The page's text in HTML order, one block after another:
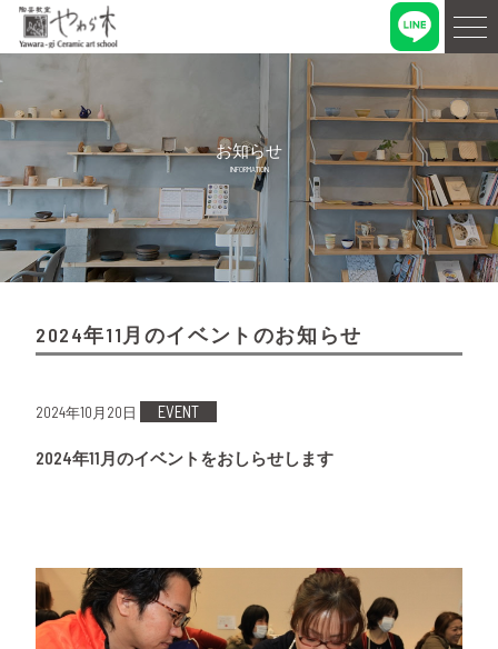
お知らせ
INFORMATION
2024年11月のイベントのお知らせ
2024年10月20日 EVENT
2024年11月のイベントをおしらせします